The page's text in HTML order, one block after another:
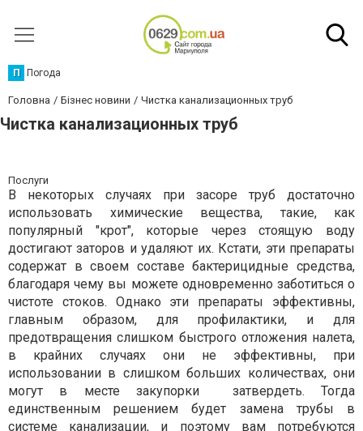
П Погода
Головна Бізнес новини Чистка канализационных труб
Чистка канализационных труб
Послуги
В некоторых случаях при засоре труб достаточно
использовать химические вещества, такие, как
популярный "крот", которые через стоящую воду
достигают заторов и удаляют их. Кстати, эти препараты
содержат в своем составе бактерицидные средства,
благодаря чему вы можете одновременно заботиться о
чистоте стоков. Однако эти препараты эффективны,
главным образом, для профилактики, и для
предотвращения слишком быстрого отложения налета,
в крайних случаях они не эффективны, при
использовании в слишком больших количествах, они
могут в месте закупорки затвердеть. Тогда
единственным решением будет замена трубы в
системе канализации, и поэтому вам потребуются